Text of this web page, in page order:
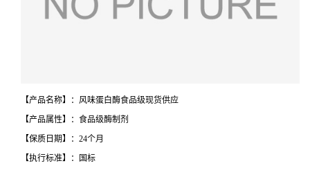
【产品名称】：风味蛋白酶食品级现货供应
【产品属性】：食品级酶制剂
【保质日期】：24个月
【执行标准】：国标